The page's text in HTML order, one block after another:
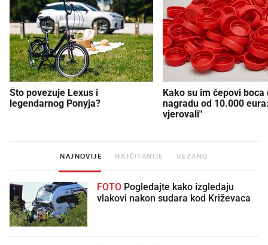
Što povezuje Lexus i
legendarnog Ponyja?
Kako su im čepovi boca
nagradu od 10.000
vjerovali"
NAJNOVIJE NAJČITANIJE VEZANO
FOTO
vlakovi nakon sudara kod Križevaca